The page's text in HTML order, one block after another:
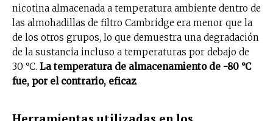
nicotina almacenada a temperatura ambiente dentro de
las almohadillas de filtro Cambridge era menor que la
de los otros grupos, lo que demuestra una degradación
de la sustancia incluso a temperaturas por debajo de
30 °C. La temperatura de almacenamiento de -80 °C
fue, por el contrario, eficaz.